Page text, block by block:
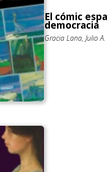
El cómic
democracia
Gracia Lana, Julio A.